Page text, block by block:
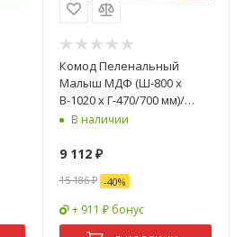
Комод Пеленальный
Малыш МДФ (Ш-800 х
В-1020 х Г-470/700 мм)/
Разные Цвета
В наличии
9 112₽
15 186₽ -40%
+ 911 ₽ бонус